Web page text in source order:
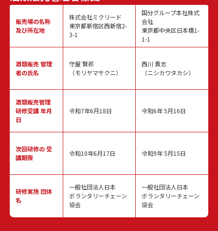
販売場の名称
及び所在地
酒類販売管理
者の氏名
酒類販売管理
研修受講 年月
日
次回研修の受
講期限
研修実施 団体
名
株式会社ミクリード
東京都新宿区西新宿2-
3-1
守屋 賢邦
（モリヤマサクニ）
令和7年6月18日
令和10年6月17日
一般社団法人日本
ボランタリーチェーン
協会
国分グループ本社株式
会社
東京都中央区日本橋1-
1-1
西川 貴志
（ニシカワタカシ）
令和6年 5月16日
令和9年 5月15日
一般社団法人日本
ボランタリーチェーン
協会